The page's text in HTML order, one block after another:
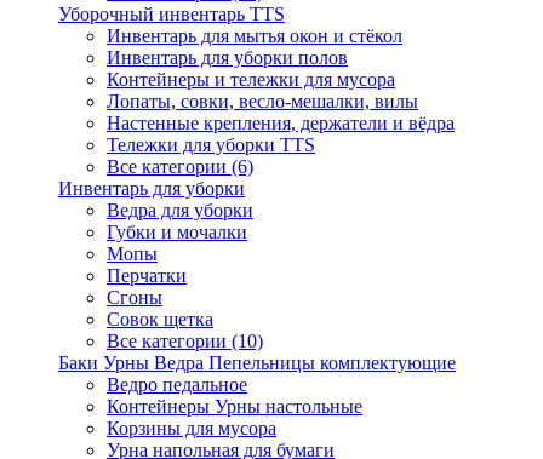
Уборочный инвентарь TTS
Инвентарь для мытья окон и стёкол
Инвентарь для уборки полов
Контейнеры и тележки для мусора
Лопаты, совки, весло-мешалки, вилы
Настенные крепления, держатели и вёдра
Тележки для уборки TTS
Все категории (6)
Инвентарь для уборки
Ведра для уборки
Губки и мочалки
Мопы
Перчатки
Сгоны
Совок щетка
Все категории (10)
Баки Урны Ведра Пепельницы комплектующие
Ведро педальное
Контейнеры Урны настольные
Корзины для мусора
Урна напольная для бумаги